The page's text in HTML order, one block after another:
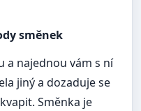
směnek
a najednou vám s ní
jiný a dozaduje se
Směnka je